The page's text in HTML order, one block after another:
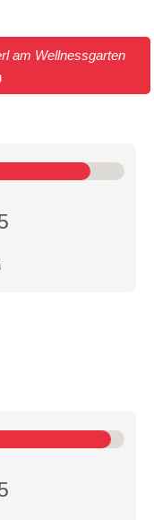
am Wellnessgarten